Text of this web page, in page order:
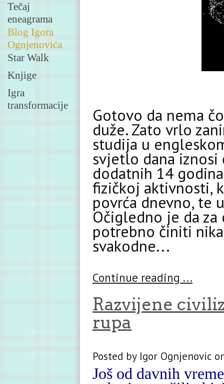
Tečaj
eneagrama
Blog Igora
Ognjenovića
Star Walk
Knjige
Igra
transformacije
Gotovo da nema
duže. Zato vrlo
studija u
svjetlo dana
dodatnih 14
fizičkoj aktivnosti,
povrća dnevno, te
Očigledno je da
potrebno činiti
svakodne...
Continue reading ...
Razvijene
rupa
Posted by Igor Ognjenovic
Još od davnih